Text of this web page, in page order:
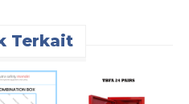
Terkait